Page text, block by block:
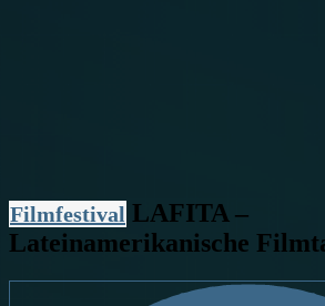
Filmfestival LAFITA –
Lateinamerikanische